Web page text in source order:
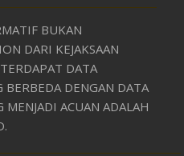
BUKAN
DARI KEJAKSAAN
DATA
BERBEDA DENGAN DATA
MENJADI ACUAN ADALAH